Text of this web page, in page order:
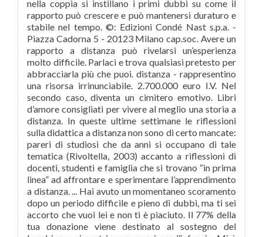
nella coppia si instillano i primi dubbi su come il
rapporto può crescere e può mantenersi duraturo e
stabile nel tempo. ©: Edizioni Condé Nast s.p.a. -
Piazza Cadorna 5 - 20123 Milano cap.soc. Avere un
rapporto a distanza può rivelarsi un’esperienza
molto difficile. Parlaci e trova qualsiasi pretesto per
abbracciarla più che puoi. distanza - rappresentino
una risorsa irrinunciabile. 2.700.000 euro I.V. Nel
secondo caso, diventa un cimitero emotivo. Libri
d’amore consigliati per vivere al meglio una storia a
distanza. In queste ultime settimane le riflessioni
sulla didattica a distanza non sono di certo mancate:
pareri di studiosi che da anni si occupano di tale
tematica (Rivoltella, 2003) accanto a riflessioni di
docenti, studenti e famiglia che si trovano “in prima
linea” ad affrontare e sperimentare l’apprendimento
a distanza. ... Hai avuto un momentaneo scoramento
dopo un periodo difficile e pieno di dubbi, ma ti sei
accorto che vuoi lei e non ti è piaciuto. Il 77% della
tua donazione viene destinato al sostegno del